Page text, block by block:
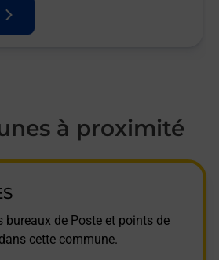
à proximité
bureaux de Poste et points de
cette commune.